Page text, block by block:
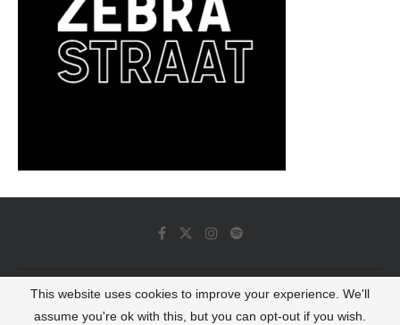
© 2022 - Luminous Dash All Rights Reserved
This website uses cookies to improve your experience. We'll
assume you're ok with this, but you can opt-out if you wish.